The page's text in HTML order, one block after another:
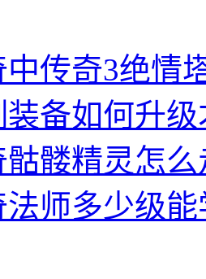
传奇3绝情
备如何升
骷髅精灵怎
法师多少级